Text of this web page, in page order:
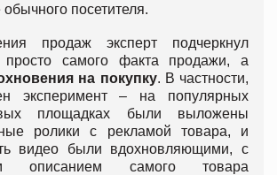
посетителя.
продаж эксперт подчеркнул
просто самого факта продажи, а
на покупку. В частности,
эксперимент – на популярных
площадках были выложены
ролики с рекламой товара, и
видео были вдохновляющими, с
описанием самого товара